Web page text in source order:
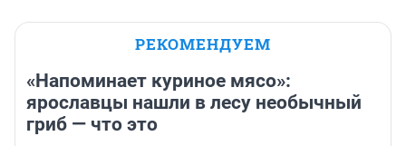
РЕКОМЕНДУЕМ
«Напоминает куриное мясо»:
ярославцы нашли в лесу необычный
гриб — что это